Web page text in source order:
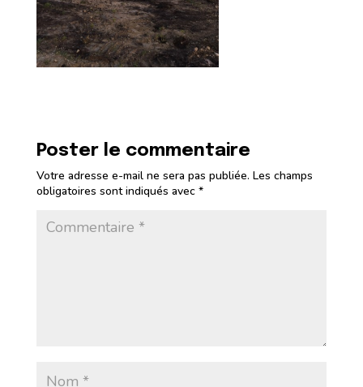
Poster le commentaire
Votre adresse e-mail ne sera pas publiée. Les champs
obligatoires sont indiqués avec *